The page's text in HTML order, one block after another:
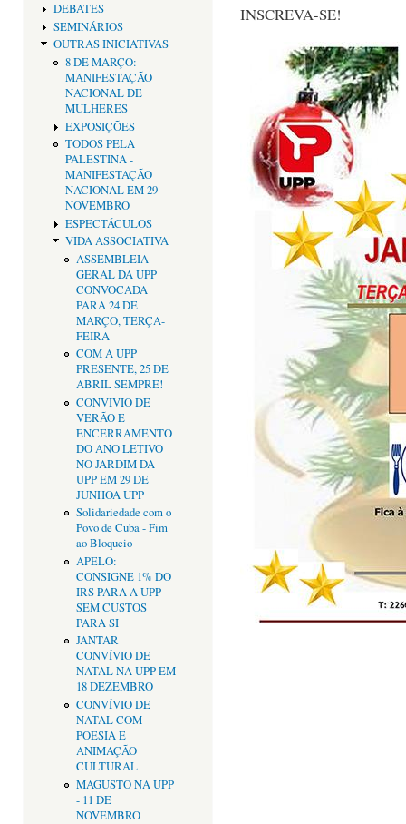
DEBATES
SEMINÁRIOS
OUTRAS INICIATIVAS
8 DE MARÇO:
MANIFESTAÇÃO
NACIONAL DE
MULHERES
EXPOSIÇÕES
TODOS PELA
PALESTINA -
MANIFESTAÇÃO
NACIONAL EM 29
NOVEMBRO
ESPECTÁCULOS
VIDA ASSOCIATIVA
ASSEMBLEIA
GERAL DA UPP
CONVOCADA
PARA 24 DE
MARÇO, TERÇA-
FEIRA
COM A UPP
PRESENTE, 25 DE
ABRIL SEMPRE!
CONVÍVIO DE
VERÃO E
ENCERRAMENTO
DO ANO LETIVO
NO JARDIM DA
UPP EM 29 DE
JUNHOA UPP
Solidariedade com o
Povo de Cuba - Fim
ao Bloqueio
APELO:
CONSIGNE 1% DO
IRS PARA A UPP
SEM CUSTOS
PARA SI
JANTAR
CONVÍVIO DE
NATAL NA UPP EM
18 DEZEMBRO
CONVÍVIO DE
NATAL COM
POESIA E
ANIMAÇÃO
CULTURAL
MAGUSTO NA UPP
- 11 DE
NOVEMBRO
INSCREVA-SE!